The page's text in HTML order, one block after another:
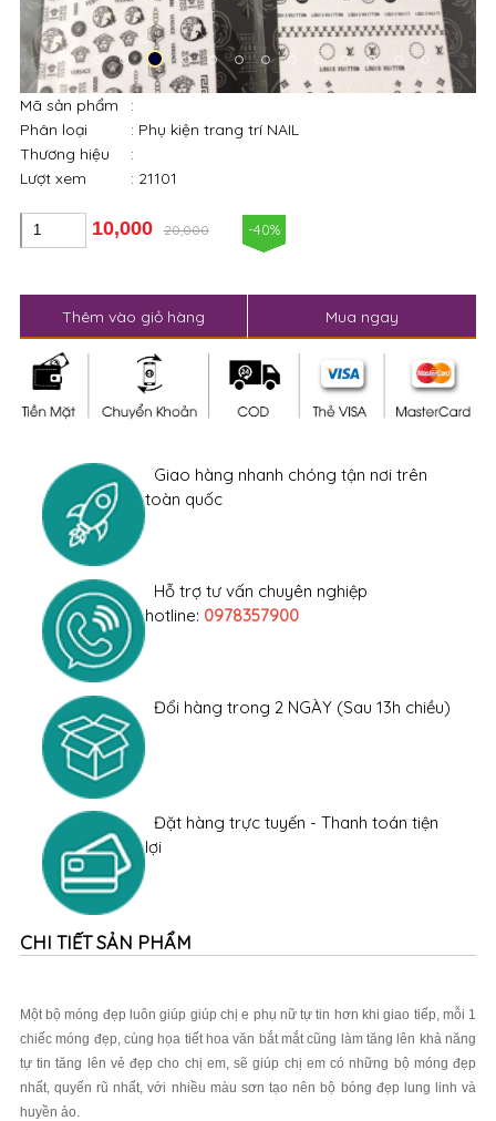
Mã sản phẩm
:
Phân loại
: Phụ kiện trang trí NAIL
Thương hiệu
:
Lượt xem
: 21101
10,000 20,000 -40%
Thêm vào giỏ hàng Mua ngay
Giao hàng nhanh chóng tận nơi trên
toàn quốc
Hỗ trợ tư vấn chuyên nghiệp
hotline: 0978357900
Đổi hàng trong 2 NGÀY (Sau 13h chiều)
Đặt hàng trực tuyến - Thanh toán tiện
lợi
CHI TIẾT SẢN PHẨM
Một bộ móng đẹp luôn giúp giúp chị e phụ nữ tự tin hơn khi giao tiếp, mỗi 1
chiếc móng đẹp, cùng họa tiết hoa văn bắt mắt cũng làm tăng lên khả năng
tự tin tăng lên vẻ đẹp cho chị em, sẽ giúp chị em có những bộ móng đẹp
nhất, quyến rũ nhất, với nhiều màu sơn tạo nên bộ bóng đẹp lung linh và
huyền ảo.